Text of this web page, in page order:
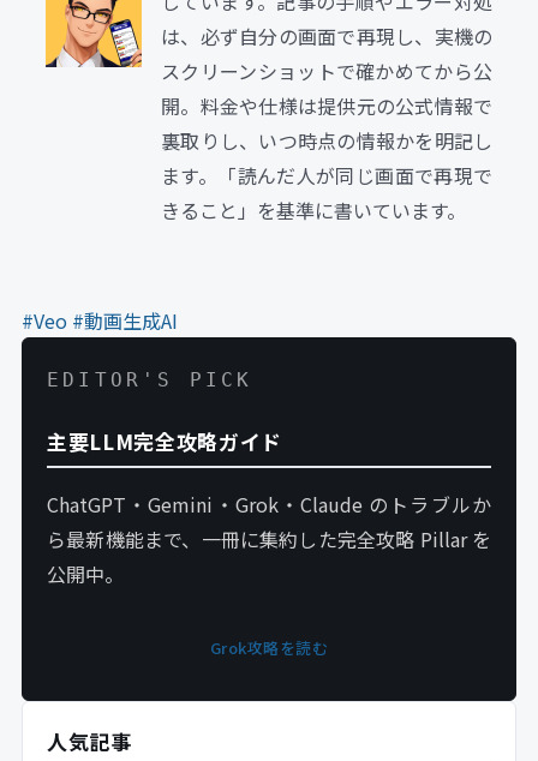
は、必ず自分の画面で再現し、実機の
スクリーンショットで確かめてから公
開。料金や仕様は提供元の公式情報で
裏取りし、いつ時点の情報かを明記し
ます。「読んだ人が同じ画面で再現で
きること」を基準に書いています。
#Veo #動画生成AI
EDITOR'S PICK
主要LLM完全攻略ガイド
ChatGPT・Gemini・Grok・Claude のトラブルか
ら最新機能まで、一冊に集約した完全攻略 Pillar を
公開中。
Grok攻略を読む
人気記事